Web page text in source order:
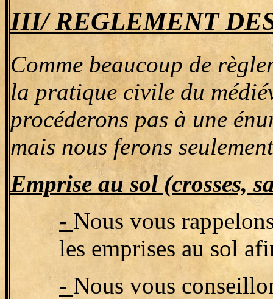
III/ REGLEMENT
Comme beaucoup de
la pratique civile du
procéderons pas à une
mais nous ferons
Emprise au sol (crosses,
- Nous vous
les emprises au sol
- Nous vous